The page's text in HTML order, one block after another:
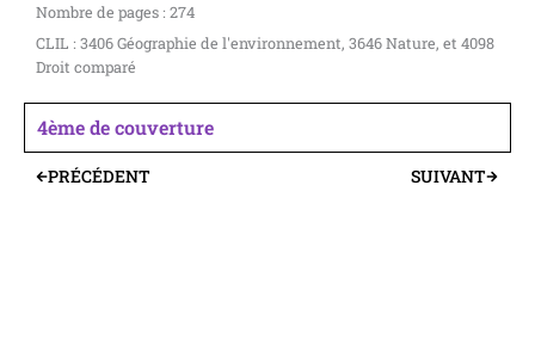
Nombre de pages : 274
CLIL : 3406 Géographie de l'environnement, 3646 Nature, et 4098
Droit comparé
4ème de couverture
Précédent
PRÉCÉDENT SUIVANTSuivant